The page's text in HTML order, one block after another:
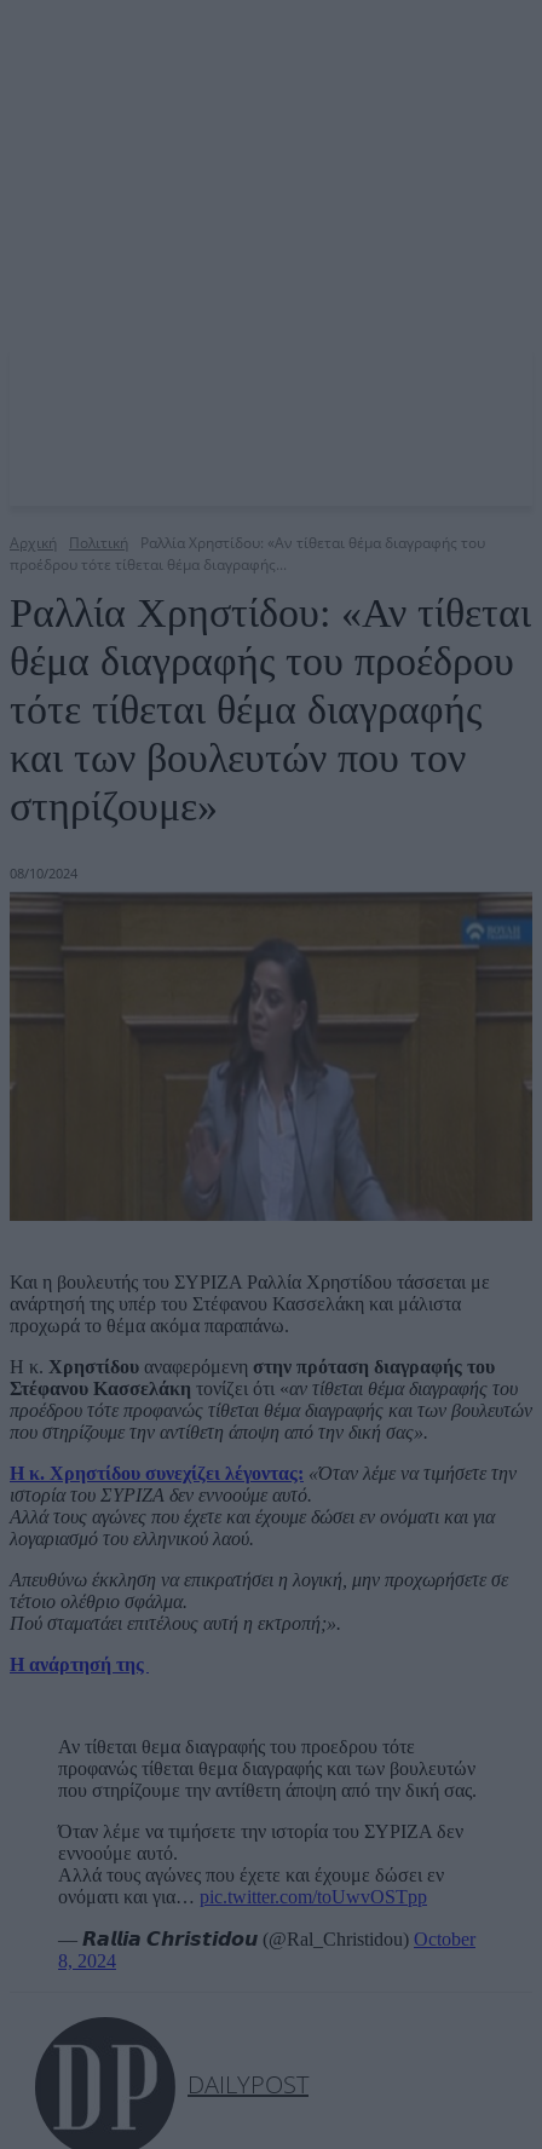
Αρχική Πολιτική
Ραλλία Χρηστίδου: «Αν τίθεται θέμα διαγραφής του
προέδρου τότε τίθεται θέμα διαγραφής...
Ραλλία Χρηστίδου: «Αν τίθεται
θέμα διαγραφής του προέδρου
τότε τίθεται θέμα διαγραφής
και των βουλευτών που τον
στηρίζουμε»
08/10/2024
Και η βουλευτής του ΣΥΡΙΖΑ Ραλλία Χρηστίδου τάσσεται με
ανάρτησή της υπέρ του Στέφανου Κασσελάκη και μάλιστα
προχωρά το θέμα ακόμα παραπάνω.
Η κ. Χρηστίδου αναφερόμενη στην πρόταση διαγραφής του
Στέφανου Κασσελάκη τονίζει ότι «αν τίθεται θέμα διαγραφής του
προέδρου τότε προφανώς τίθεται θέμα διαγραφής και των βουλευτών
που στηρίζουμε την αντίθετη άποψη από την δική σας».
Η κ. Χρηστίδου συνεχίζει λέγοντας: «Όταν λέμε να τιμήσετε την
ιστορία του ΣΥΡΙΖΑ δεν εννοούμε αυτό.
Αλλά τους αγώνες που έχετε και έχουμε δώσει εν ονόματι και για
λογαριασμό του ελληνικού λαού.
Απευθύνω έκκληση να επικρατήσει η λογική, μην προχωρήσετε σε
τέτοιο ολέθριο σφάλμα.
Πού σταματάει επιτέλους αυτή η εκτροπή;».
Η ανάρτησή της
Αν τίθεται θεμα διαγραφής του προεδρου τότε
προφανώς τίθεται θεμα διαγραφής και των βουλευτών
που στηρίζουμε την αντίθετη άποψη από την δική σας.
Όταν λέμε να τιμήσετε την ιστορία του ΣΥΡΙΖΑ δεν
εννοούμε αυτό.
Αλλά τους αγώνες που έχετε και έχουμε δώσει εν
ονόματι και για… pic.twitter.com/toUwvOSTpp
— 𝙍𝙖𝙡𝙡𝙞𝙖 𝘾𝙝𝙧𝙞𝙨𝙩𝙞𝙙𝙤𝙪 (@Ral_Christidou) October
8, 2024
DAILYPOST